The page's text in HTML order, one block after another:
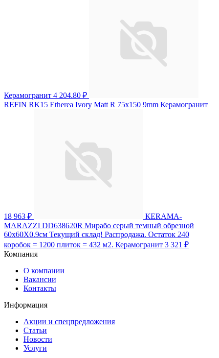
Керамогранит 4 204.80 ₽
REFIN RK15 Etherea Ivory Matt R 75x150 9mm Керамогранит
18 963 ₽
КЕRAMA-
MARAZZI DD638620R Мирабо серый темный обрезной
60х60X0.9см Текущий склад! Распродажа. Остаток 240
коробок = 1200 плиток = 432 м2. Керамогранит 3 321 ₽
Компания
О компании
Вакансии
Контакты
Информация
Акции и спецпредложения
Статьи
Новости
Услуги